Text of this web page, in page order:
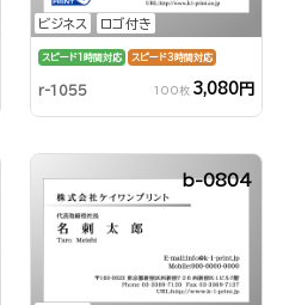
ビジネス ロゴ付き
スピード1時間対応 スピード3時間対応
r-1055 100枚 3,080円
b-0804